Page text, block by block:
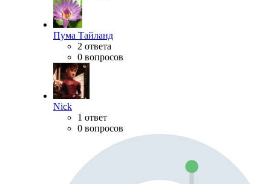
Пума Тайланд
2 ответа
0 вопросов
Nick
1 ответ
0 вопросов